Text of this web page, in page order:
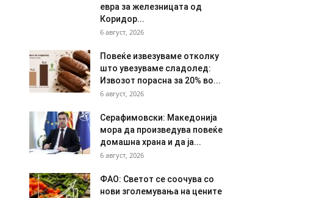
евра за железницата од
Коридор...
6 август, 2026
Повеќе извезуваме отколку
што увезуваме сладолед:
Извозот порасна за 20% во...
6 август, 2026
Серафимовски: Македонија
мора да произведува повеќе
домашна храна и да ја...
6 август, 2026
ФАО: Светот се соочува со
нови зголемувања на цените